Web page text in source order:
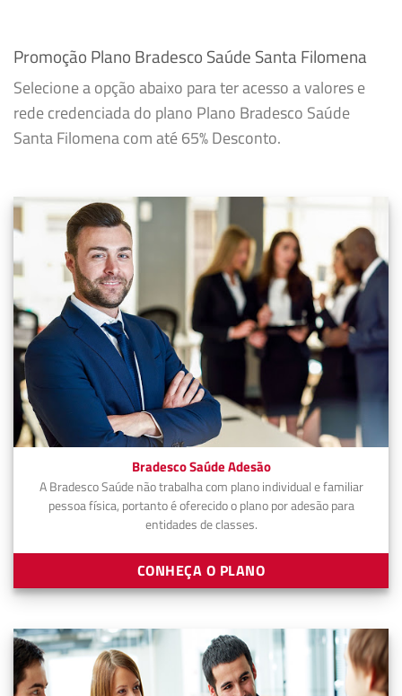
Promoção Plano Bradesco Saúde Santa Filomena
Selecione a opção abaixo para ter acesso a valores e
rede credenciada do plano Plano Bradesco Saúde
Santa Filomena com até 65% Desconto.
Bradesco Saúde Adesão
A Bradesco Saúde não trabalha com plano individual e familiar
pessoa física, portanto é oferecido o plano por adesão para
entidades de classes.
CONHEÇA O PLANO